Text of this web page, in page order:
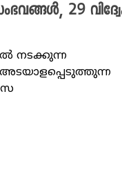
29
നടക്കുന്ന